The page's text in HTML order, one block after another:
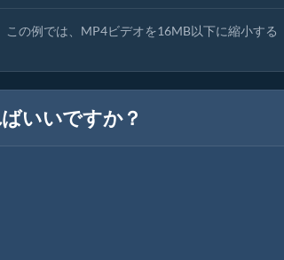
の例では、MP4ビデオを16MB以下に縮小する
いいですか？